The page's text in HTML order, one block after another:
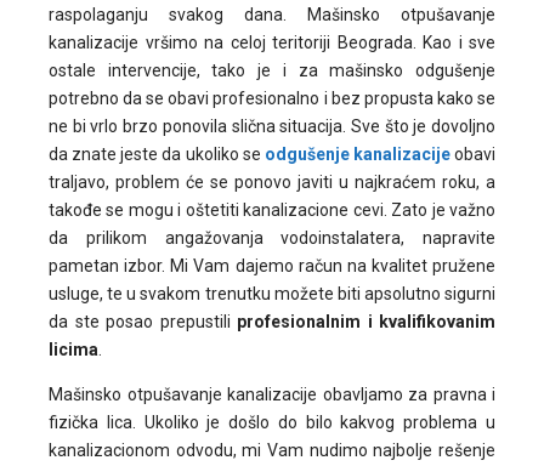
raspolaganju svakog dana. Mašinsko otpušavanje
kanalizacije vršimo na celoj teritoriji Beograda. Kao i sve
ostale intervencije, tako je i za mašinsko odgušenje
potrebno da se obavi profesionalno i bez propusta kako se
ne bi vrlo brzo ponovila slična situacija. Sve što je dovoljno
da znate jeste da ukoliko se odgušenje kanalizacijeobavi
traljavo, problem će se ponovo javiti u najkraćem roku, a
takođe se mogu i oštetiti kanalizacione cevi. Zato je važno
da prilikom angažovanja vodoinstalatera, napravite
pametan izbor. Mi Vam dajemo račun na kvalitet pružene
usluge, te u svakom trenutku možete biti apsolutno sigurni
da ste posao prepustili profesionalnim i kvalifikovanim
licima
Mašinsko otpušavanje kanalizacije obavljamo za pravna i
fizička lica. Ukoliko je došlo do bilo kakvog problema u
kanalizacionom odvodu, mi Vam nudimo najbolje rešenje